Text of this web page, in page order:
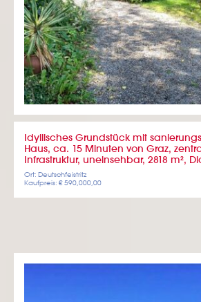
Idyllisches Grundstück mit
Haus, ca. 15 Minuten von Graz,
Infrastruktur, uneinsehbar, 2818 m²,
Ort: Deutschfeistritz
Kaufpreis: € 590,000,00